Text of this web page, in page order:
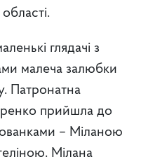
глядачі з
малеча залюбки
Патронатна
прийшла до
– Міланою
Мілана